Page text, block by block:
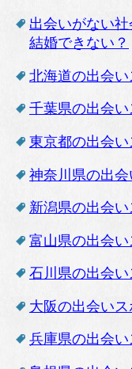
出会いがない
結婚できない？
北海道の出会い
千葉県の出会い
東京都の出会い
神奈川県の出会
新潟県の出会い
富山県の出会い
石川県の出会い
大阪の出会いス
兵庫県の出会い